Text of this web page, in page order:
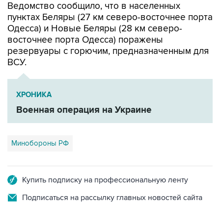
Ведомство сообщило, что в населенных
пунктах Беляры (27 км северо-восточнее порта
Одесса) и Новые Беляры (28 км северо-
восточнее порта Одесса) поражены
резервуары с горючим, предназначенным для
ВСУ.
ХРОНИКА
Военная операция на Украине
Минобороны РФ
Купить подписку на профессиональную ленту
Подписаться на рассылку главных новостей сайта